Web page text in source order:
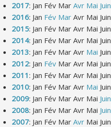
2017: Jan Fév Mar Avr Mai Juin
2016: Jan Fév Mar Avr Mai Juin
2015: Jan Fév Mar Avr Mai Juin
2014: Jan Fév Mar Avr Mai Juin
2013: Jan Fév Mar Avr Mai Juin
2012: Jan Fév Mar Avr Mai Juin
2011: Jan Fév Mar Avr Mai Juin
2010: Jan Fév Mar Avr Mai Juin
2009: Jan Fév Mar Avr Mai Juin
2008: Jan Fév Mar Avr Mai Juin
2007: Jan Fév Mar Avr Mai Juin